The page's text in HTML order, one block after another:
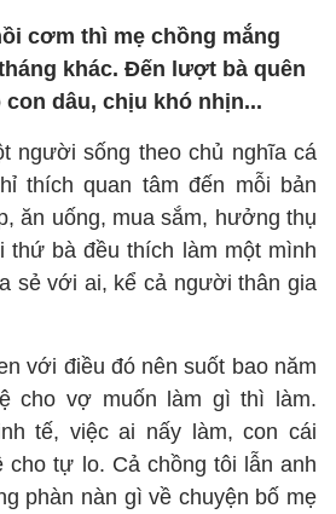
cơm thì mẹ chồng mắng
khác. Đến lượt bà quên
dâu, chịu khó nhịn...
người sống theo chủ nghĩa cá
thích quan tâm đến mỗi bản
ăn uống, mua sắm, hưởng thụ
bà đều thích làm một mình
sẻ với ai, kể cả người thân gia
với điều đó nên suốt bao năm
cho vợ muốn làm gì thì làm.
tế, việc ai nấy làm, con cái
tự lo. Cả chồng tôi lẫn anh
phàn nàn gì về chuyện bố mẹ